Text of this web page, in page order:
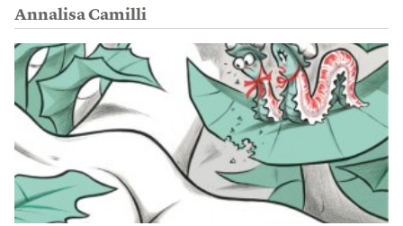
Annalisa Camilli